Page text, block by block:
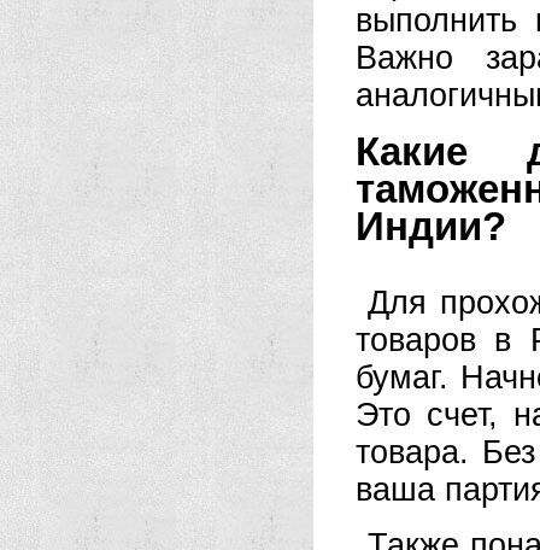
выполнить
Важно
Какие
Индии?
Для
товаров в
бумаг.
Это счет,
товара.
ваша